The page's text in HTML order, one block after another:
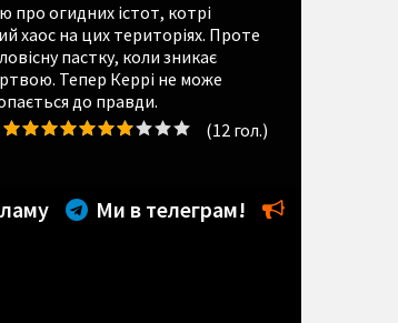
огидних істот, котрі
хаос на цих територіях. Проте
пастку, коли зникає
Тепер Керрі не може
до правди.
(12 гол.)
Ми в телеграм!